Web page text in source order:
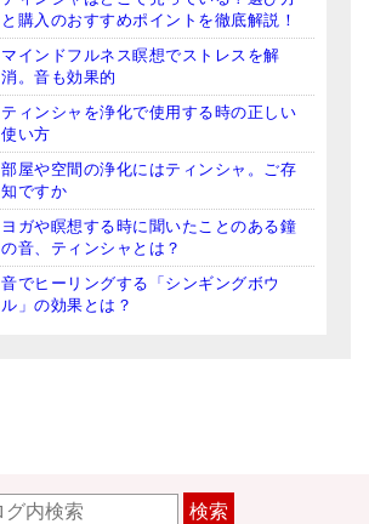
と購入のおすすめポイントを徹底解説！
マインドフルネス瞑想でストレスを解
消。音も効果的
ティンシャを浄化で使用する時の正しい
使い方
部屋や空間の浄化にはティンシャ。ご存
知ですか
ヨガや瞑想する時に聞いたことのある鐘
の音、ティンシャとは？
音でヒーリングする「シンギングボウ
ル」の効果とは？
検索